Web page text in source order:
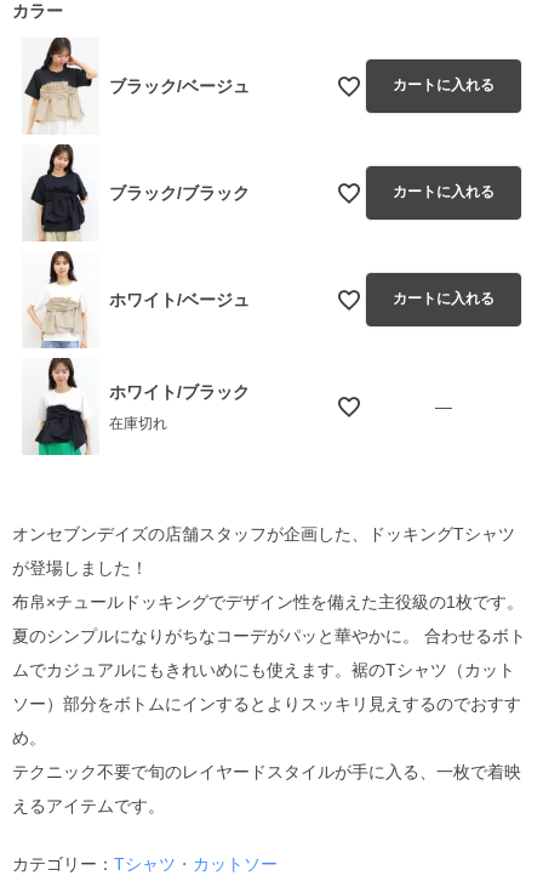
カラー
ブラック/ベージュ カートに入れる
ブラック/ブラック カートに入れる
ホワイト/ベージュ カートに入れる
ホワイト/ブラック
在庫切れ
—
オンセブンデイズの店舗スタッフが企画した、ドッキングTシャツ
が登場しました！
布帛×チュールドッキングでデザイン性を備えた主役級の1枚です。
夏のシンプルになりがちなコーデがパッと華やかに。 合わせるボト
ムでカジュアルにもきれいめにも使えます。裾のTシャツ（カット
ソー）部分をボトムにインするとよりスッキリ見えするのでおすす
め。
テクニック不要で旬のレイヤードスタイルが手に入る、一枚で着映
えるアイテムです。
カテゴリー： Tシャツ・カットソー